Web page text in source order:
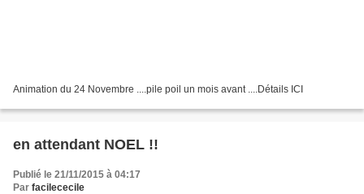
Animation du 24 Novembre ....pile poil un mois avant ....Détails ICI
en attendant NOEL !!
Publié le 21/11/2015 à 04:17
Par facilececile